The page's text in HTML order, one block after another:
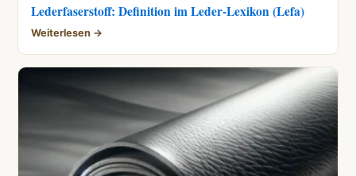
Lederfaserstoff: Definition im Leder-Lexikon (Lefa)
Weiterlesen →